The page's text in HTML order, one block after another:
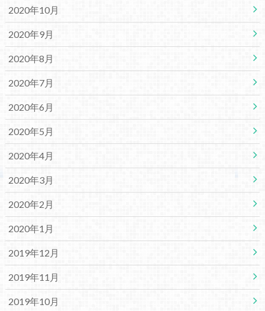
2020年10月
2020年9月
2020年8月
2020年7月
2020年6月
2020年5月
2020年4月
2020年3月
2020年2月
2020年1月
2019年12月
2019年11月
2019年10月